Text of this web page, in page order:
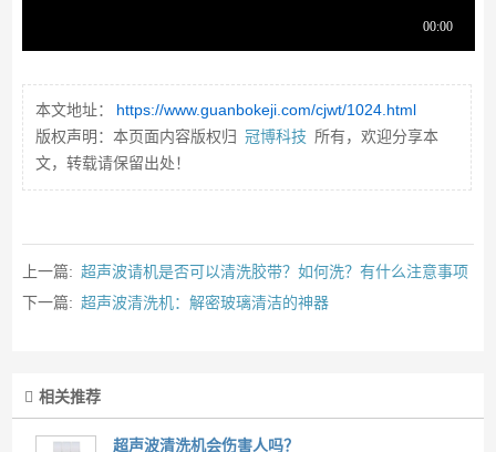
本文地址：
https://www.guanbokeji.com/cjwt/1024.html
版权声明：本页面内容版权归 冠博科技 所有，欢迎分享本
文，转载请保留出处！
上一篇: 超声波请机是否可以清洗胶带？如何洗？有什么注意事项
下一篇: 超声波清洗机：解密玻璃清洁的神器
相关推荐
超声波清洗机会伤害人吗？